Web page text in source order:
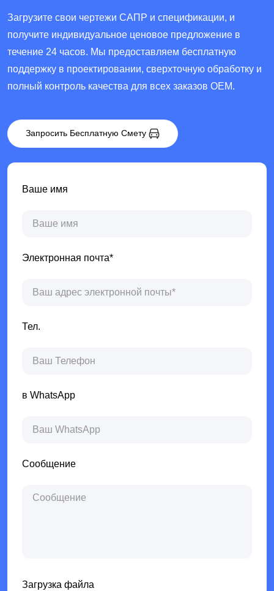
Загрузите свои чертежи САПР и спецификации, и
получите индивидуальное ценовое предложение в
течение 24 часов. Мы предоставляем бесплатную
поддержку в проектировании, сверхточную обработку и
полный контроль качества для всех заказов OEM.
Запросить Бесплатную Смету
Ваше имя
Электронная почта*
Тел.
в WhatsApp
Сообщение
Загрузка файла